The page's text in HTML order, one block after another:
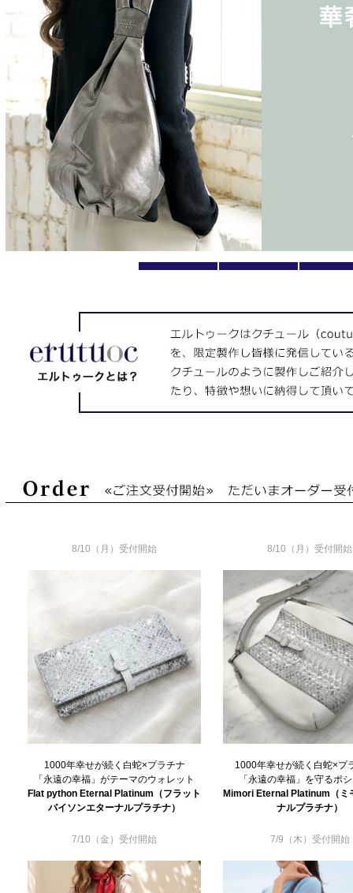
8/10（月）受付開始
1000年幸せが続く白蛇×プラチナ
「永遠の幸福」がテーマのウォレット
Flat python Eternal Platinum（フラット
パイソンエターナルプラチナ）
8/10（月）受付開始
1000年幸せが続く白蛇×プ
「永遠の幸福」を守るポ
Mimori Eternal Platinum（ミ
ナルプラチナ）
7/10（金）受付開始 7/9（木）受付開始